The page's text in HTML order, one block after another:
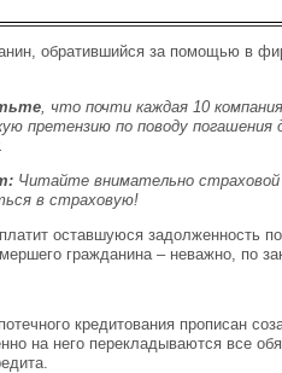
обратившийся за помощью в
, что почти каждая 10
претензию по поводу погашения
Читайте внимательно страховой
в страховую!
оставшуюся задолженность
гражданина – неважно, по
кредитования прописан
на него перекладываются все